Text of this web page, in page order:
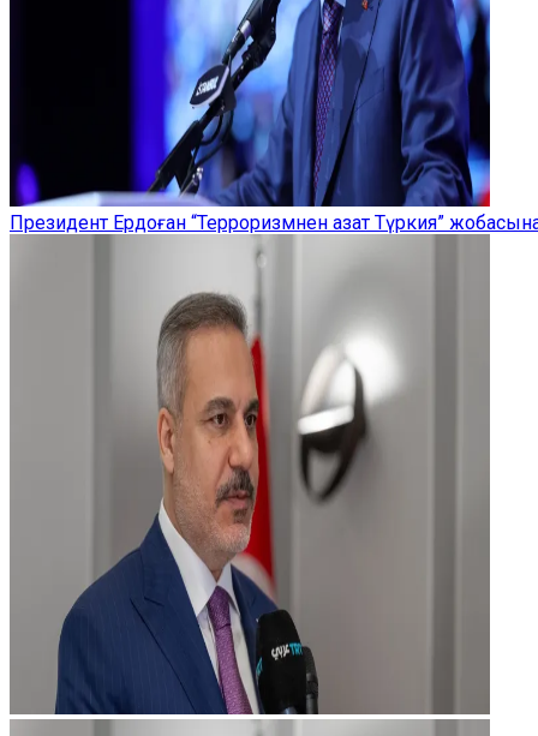
Президент Ердоған “Терроризмнен азат Түркия”